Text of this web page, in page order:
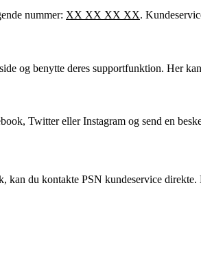
nummer: XX XX XX XX.
og benytte deres supportfunktion. Her
Twitter eller Instagram og send en
du kontakte PSN kundeservice